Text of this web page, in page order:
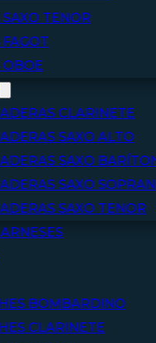
TENOR
OBOE
CLARINETE
SAXO ALTO
SAXO
SAXO
SAXO TENOR
BOMBARDINO
CLARINETE